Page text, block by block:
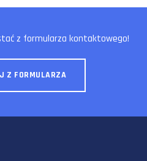
z formularza kontaktowego!
Z FORMULARZA